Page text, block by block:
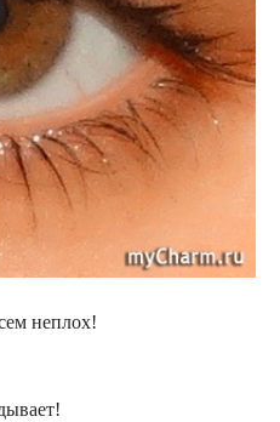
неплох!